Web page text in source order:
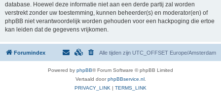
database. Hoewel deze informatie niet aan een derde partij zal worden
verstrekt zonder uw toestemming, kunnen beheerder(s) en moderator(en) of
phpBB niet verantwoordelijk worden gehouden voor een hackpoging die ertoe
kan leiden dat de gegevens vrijkomen.
Forumindex Alle tijden zijn UTC_OFFSET Europe/Amsterdam
Powered by phpBB® Forum Software © phpBB Limited
Vertaald doorphpBBservice.nl.
PRIVACY_LINK | TERMS_LINK